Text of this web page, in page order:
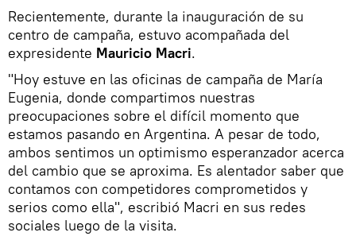
Recientemente, durante la inauguración de su
centro de campaña, estuvo acompañada del
expresidente Mauricio Macri.
"Hoy estuve en las oficinas de campaña de María
Eugenia, donde compartimos nuestras
preocupaciones sobre el difícil momento que
estamos pasando en Argentina. A pesar de todo,
ambos sentimos un optimismo esperanzador acerca
del cambio que se aproxima. Es alentador saber que
contamos con competidores comprometidos y
serios como ella", escribió Macri en sus redes
sociales luego de la visita.